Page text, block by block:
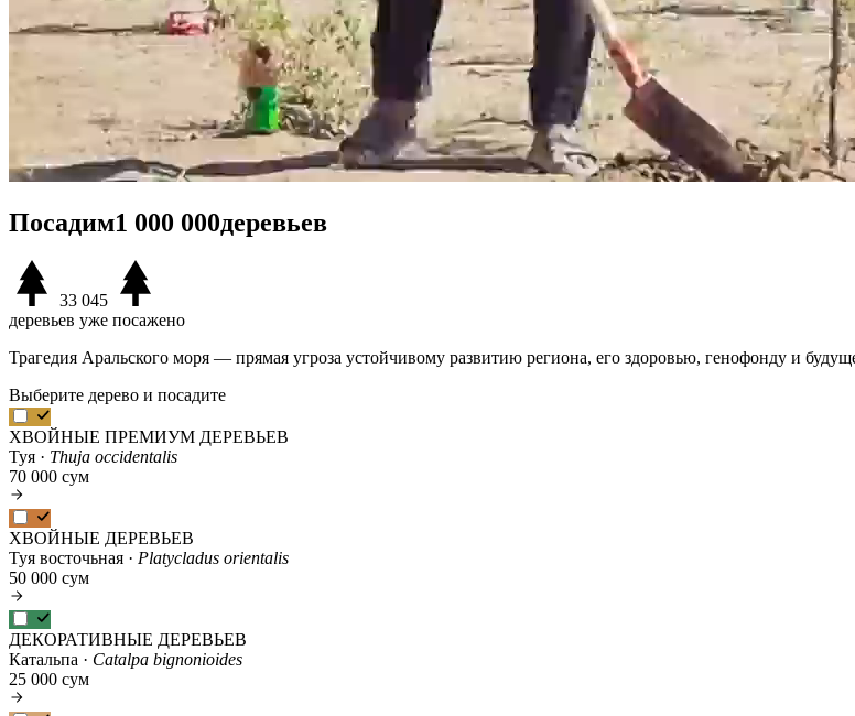
Посадим1 000 000деревьев
33 045
деревьев уже посажено
Трагедия Аральского моря — прямая угроза устойчивому развитию региона, его здоровью, генофонду и
Выберите дерево и посадите
ХВОЙНЫЕ ПРЕМИУМ ДЕРЕВЬЕВ
Туя · Thuja occidentalis
70 000 сум
ХВОЙНЫЕ ДЕРЕВЬЕВ
Туя восточьная · Platycladus orientalis
50 000 сум
ДЕКОРАТИВНЫЕ ДЕРЕВЬЕВ
Катальпа · Catalpa bignonioides
25 000 сум